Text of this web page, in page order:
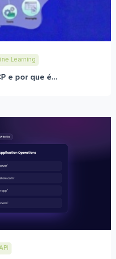
Learning
e por que é...